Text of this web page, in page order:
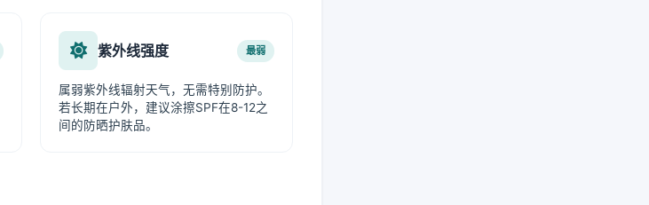
紫外线强度 最弱
属弱紫外线辐射天气，无需特别防护。
若长期在户外，建议涂擦SPF在8-12之
间的防晒护肤品。